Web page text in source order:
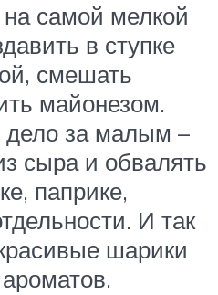
самой мелкой
в ступке
смешать
майонезом.
дело за малым –
сыра и обвалять
паприке,
И так
шарики